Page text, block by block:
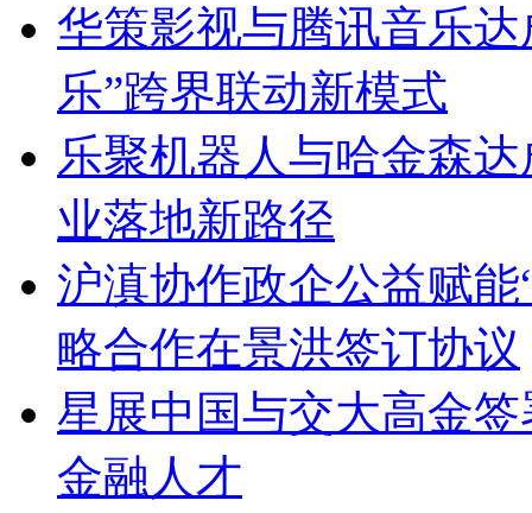
华策影视与腾讯音乐
乐”跨界联动新模式
乐聚机器人与哈金森
业落地新路径
沪滇协作政企公益赋
略合作在景洪签订协议
星展中国与交大高金
金融人才